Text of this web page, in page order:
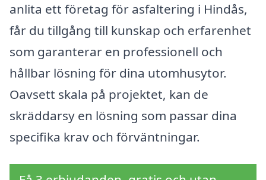
anlita ett företag för asfaltering i Hindås,
får du tillgång till kunskap och erfarenhet
som garanterar en professionell och
hållbar lösning för dina utomhusytor.
Oavsett skala på projektet, kan de
skräddarsy en lösning som passar dina
specifika krav och förväntningar.